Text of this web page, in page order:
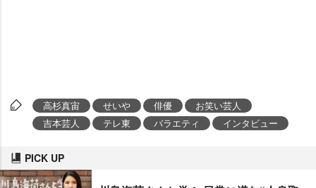
高杉真宙 せいや 俳優
お笑い芸人
吉本芸人
テレ東 バラエティ インタビュー
PICK UP